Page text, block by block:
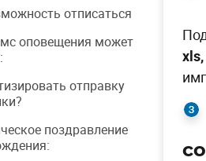
отписаться
оповещения может
отправку
поздравление